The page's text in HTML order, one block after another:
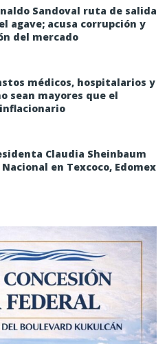
Sandoval ruta de salida
agave; acusa corrupción y
del mercado
médicos, hospitalarios y
sean mayores que el
Claudia Sheinbaum
en Texcoco, Edomex